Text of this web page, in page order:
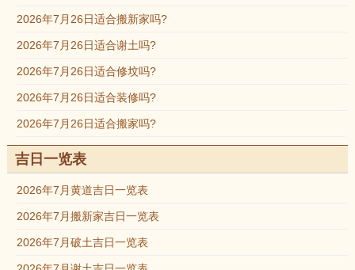
2026年7月26日适合搬新家吗?
2026年7月26日适合谢土吗?
2026年7月26日适合修坟吗?
2026年7月26日适合装修吗?
2026年7月26日适合搬家吗?
吉日一览表
2026年7月黄道吉日一览表
2026年7月搬新家吉日一览表
2026年7月破土吉日一览表